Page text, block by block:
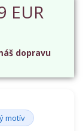
EUR
dopravu
motív